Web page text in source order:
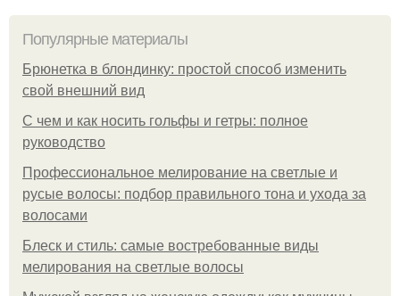
Популярные материалы
Брюнетка в блондинку: простой способ изменить
свой внешний вид
С чем и как носить гольфы и гетры: полное
руководство
Профессиональное мелирование на светлые и
русые волосы: подбор правильного тона и ухода за
волосами
Блеск и стиль: самые востребованные виды
мелирования на светлые волосы